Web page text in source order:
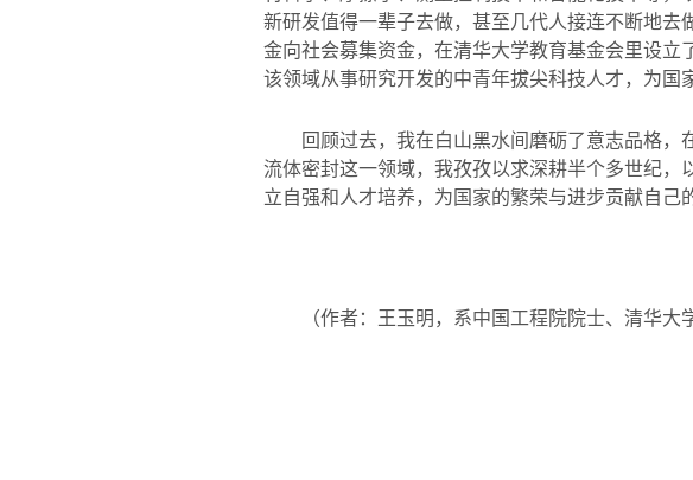
新研发值得一辈子去做，甚至几代人接连不断地
金向社会募集资金，在清华大学教育基金会里设立
该领域从事研究开发的中青年拔尖科技人才，为国
回顾过去，我在白山黑水间磨砺了意志品格
流体密封这一领域，我孜孜以求深耕半个多世纪，
立自强和人才培养，为国家的繁荣与进步贡献自己
（作者：王玉明，系中国工程院院士、清华